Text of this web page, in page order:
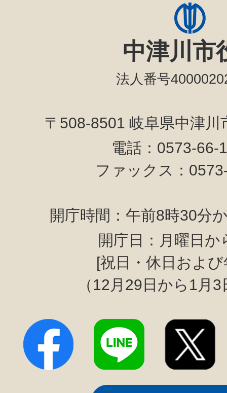
中津川市
法人番号
〒508-8501 岐阜県中津
電話：0573-
ファックス：
開庁時間：午前8時30分
開庁日：月曜日か
[祝日・休日およ
（12月29日から1月